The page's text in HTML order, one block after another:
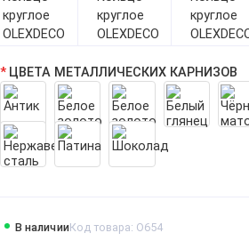
В наличииКод товара: O654
ЦВЕТА МЕТАЛЛИЧЕСКИХ КАРНИЗОВ